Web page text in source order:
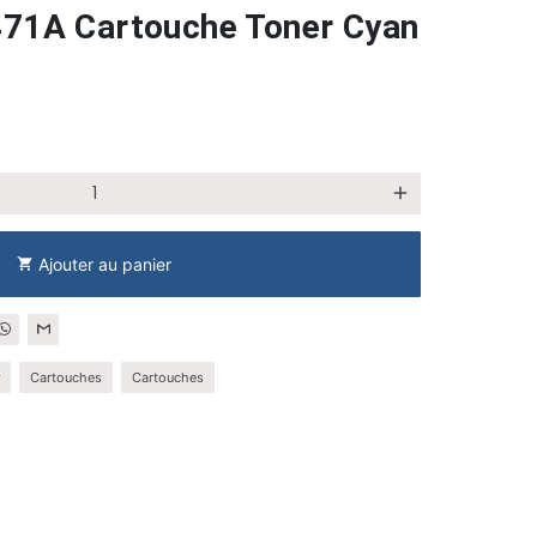
Cartouche Toner Cyan
add
shopping_cart Ajouter au panier
Cartouches Cartouches